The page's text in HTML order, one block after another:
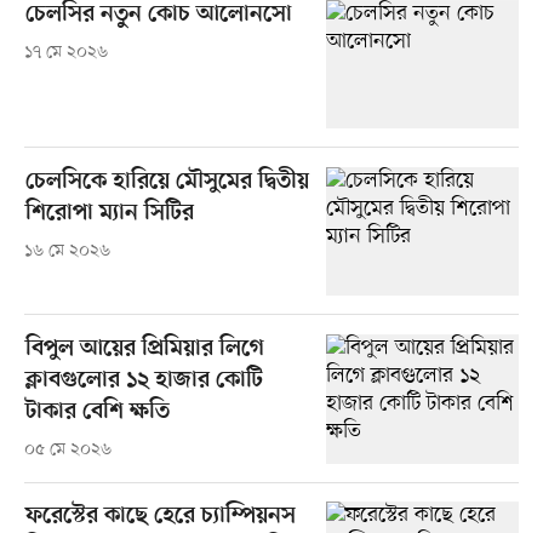
চেলসির নতুন কোচ আলোনসো
১৭ মে ২০২৬
চেলসিকে হারিয়ে মৌসুমের দ্বিতীয়
শিরোপা ম্যান সিটির
১৬ মে ২০২৬
বিপুল আয়ের প্রিমিয়ার লিগে
ক্লাবগুলোর ১২ হাজার কোটি
টাকার বেশি ক্ষতি
০৫ মে ২০২৬
ফরেস্টের কাছে হেরে চ্যাম্পিয়নস